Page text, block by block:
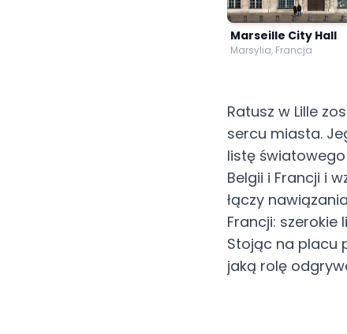
Marseille City Hall
Marsylia, Francja
Ratusz w Lille
sercu miasta.
listę światowego
Belgii i Francji i
łączy
Francji: szerokie
Stojąc na placu
jaką rolę